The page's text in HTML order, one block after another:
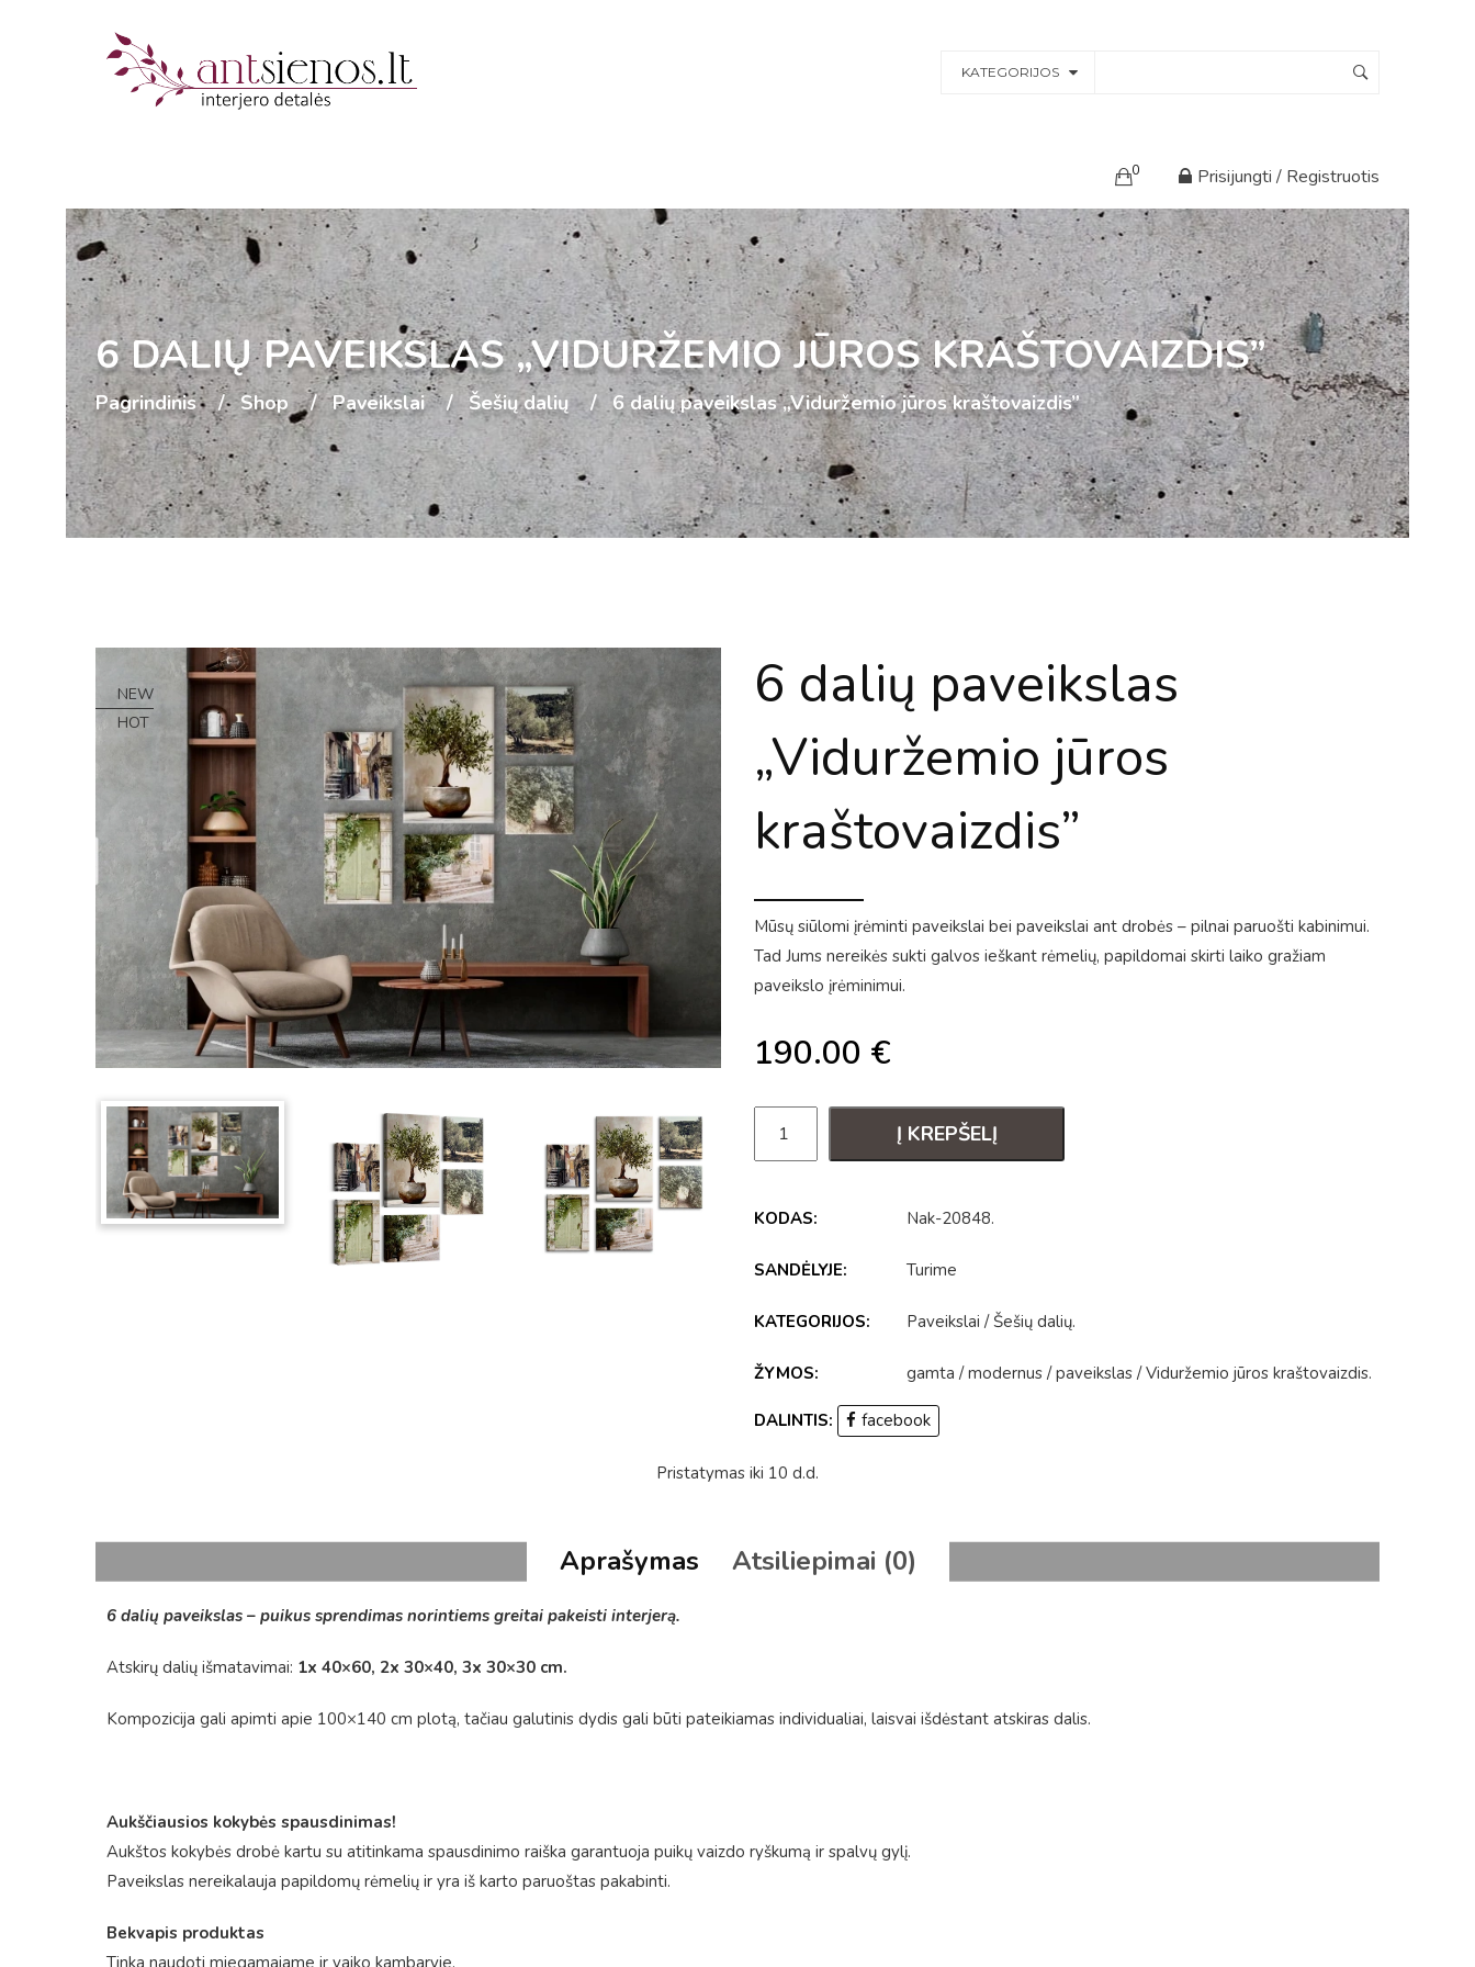
KATEGORIJOS
0 Prisijungti / Registruotis
6 DALIŲ PAVEIKSLAS „VIDURŽEMIO JŪROS KRAŠTOVAIZDIS”
Pagrindinis Shop Paveikslai Šešių dalių 6 dalių paveikslas „Viduržemio jūros kraštovaizdis”
NEW
HOT
6 dalių paveikslas
„Viduržemio jūros
kraštovaizdis”
Mūsų siūlomi įrėminti paveikslai bei paveikslai ant drobės – pilnai paruošti kabinimui.
Tad Jums nereikės sukti galvos ieškant rėmelių, papildomai skirti laiko gražiam
paveikslo įrėminimui.
190.00 €
Į KREPŠELĮ
KODAS: Nak-20848.
SANDĖLYJE: Turime
KATEGORIJOS: Paveikslai /Šešių dalių.
ŽYMOS: gamta /modernus /paveikslas /Viduržemio jūros kraštovaizdis.
DALINTIS: facebook
Pristatymas iki 10 d.d.
Aprašymas Atsiliepimai (0)
6 dalių paveikslas – puikus sprendimas norintiems greitai pakeisti interjerą.
Atskirų dalių išmatavimai: 1x 40×60, 2x 30×40, 3x 30×30 cm.
Kompozicija gali apimti apie 100×140 cm plotą, tačiau galutinis dydis gali būti pateikiamas individualiai, laisvai išdėstant atskiras dalis.
Aukščiausios kokybės spausdinimas!
Aukštos kokybės drobė kartu su atitinkama spausdinimo raiška garantuoja puikų vaizdo ryškumą ir spalvų gylį.
Paveikslas nereikalauja papildomų rėmelių ir yra iš karto paruoštas pakabinti.
Bekvapis produktas
Tinka naudoti miegamajame ir vaiko kambaryje.